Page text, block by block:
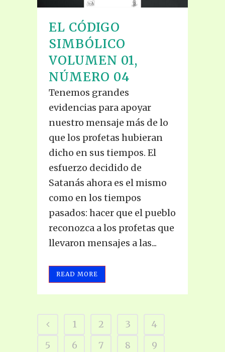
EL CÓDIGO
SIMBÓLICO
VOLUMEN 01,
NÚMERO 04
Tenemos grandes
evidencias para apoyar
nuestro mensaje más de lo
que los profetas hubieran
dicho en sus tiempos. El
esfuerzo decidido de
Satanás ahora es el mismo
como en los tiempos
pasados: hacer que el pueblo
reconozca a los profetas que
llevaron mensajes a las...
READ MORE
1 2 3
4
5
6 7 8
9